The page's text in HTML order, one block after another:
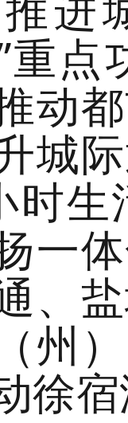
重
动
城
时生
一
、
州
徐